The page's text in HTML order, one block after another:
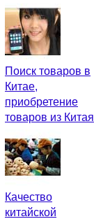
Поиск товаров в
Китае,
приобретение
товаров из Китая
Качество
китайской